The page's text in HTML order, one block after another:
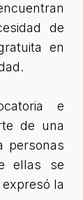
de
en
e
de una
personas
ellas se
la